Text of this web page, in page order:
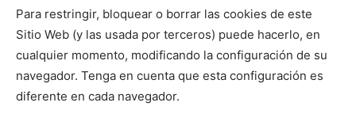
Para restringir, bloquear o borrar las cookies de este
Sitio Web (y las usada por terceros) puede hacerlo, en
cualquier momento, modificando la configuración de su
navegador. Tenga en cuenta que esta configuración es
diferente en cada navegador.